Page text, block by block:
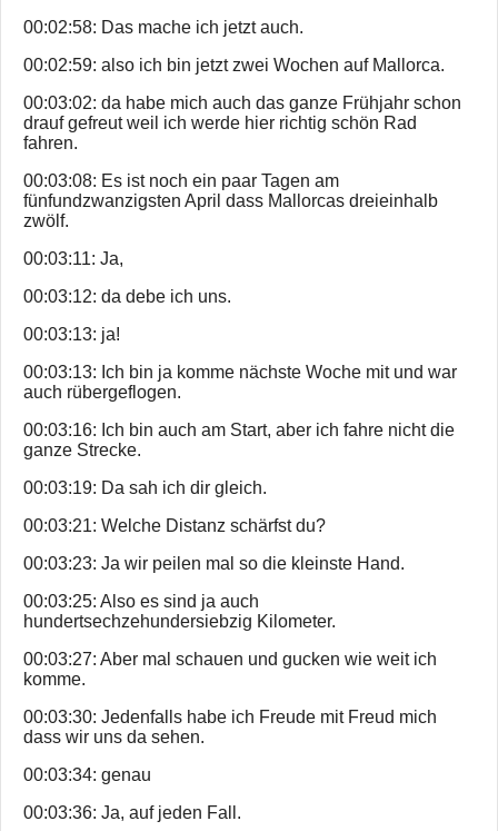
00:02:58: Das mache ich jetzt auch.
00:02:59: also ich bin jetzt zwei Wochen auf Mallorca.
00:03:02: da habe mich auch das ganze Frühjahr schon
drauf gefreut weil ich werde hier richtig schön Rad
fahren.
00:03:08: Es ist noch ein paar Tagen am
fünfundzwanzigsten April dass Mallorcas dreieinhalb
zwölf.
00:03:11: Ja,
00:03:12: da debe ich uns.
00:03:13: ja!
00:03:13: Ich bin ja komme nächste Woche mit und war
auch rübergeflogen.
00:03:16: Ich bin auch am Start, aber ich fahre nicht die
ganze Strecke.
00:03:19: Da sah ich dir gleich.
00:03:21: Welche Distanz schärfst du?
00:03:23: Ja wir peilen mal so die kleinste Hand.
00:03:25: Also es sind ja auch
hundertsechzehundersiebzig Kilometer.
00:03:27: Aber mal schauen und gucken wie weit ich
komme.
00:03:30: Jedenfalls habe ich Freude mit Freud mich
dass wir uns da sehen.
00:03:34: genau
00:03:36: Ja, auf jeden Fall.